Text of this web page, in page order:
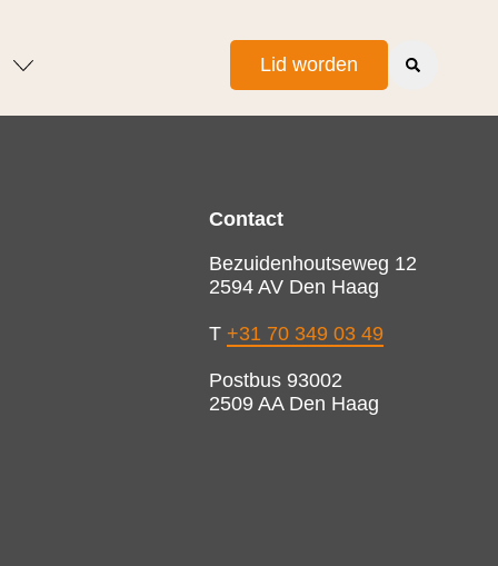
Lid worden
Contact
Bezuidenhoutseweg 12
2594 AV Den Haag
T +31 70 349 03 49
Postbus 93002
2509 AA Den Haag